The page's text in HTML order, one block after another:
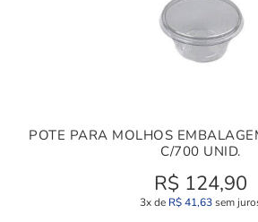
POTE PARA MOLHOS
C/700 UNID.
R$ 124,90
3x de R$41,63sem